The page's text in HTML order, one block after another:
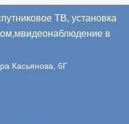
Касьянова, 6Г